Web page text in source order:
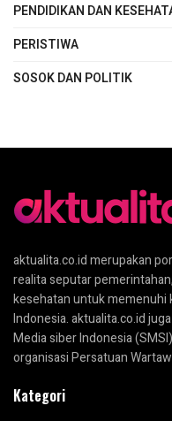
PENDIDIKAN DAN
PERISTIWA
SOSOK DAN POLITIK
aktualita.co.id merupakan
realita seputar
kesehatan untuk memenuhi
Indonesia. aktualita.co.id
Media siber Indonesia
organisasi Persatuan
Kategori